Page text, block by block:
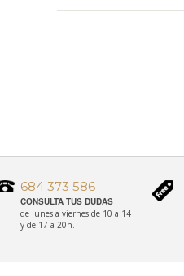
684 373 586
CONSULTA TUS DUDAS
de lunes a viernes de 10 a 14
y de 17 a 20h.